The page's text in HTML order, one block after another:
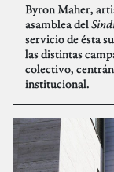
Byron Maher,
asamblea del
servicio de ésta
las distintas
colectivo,
institucional.